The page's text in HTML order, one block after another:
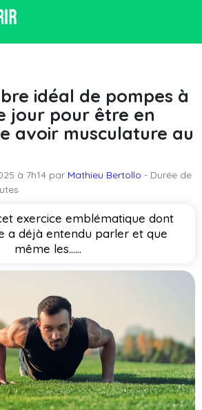
idéal de pompes à
jour pour être en
avoir musculature au
à 7h14 par Mathieu Bertollo - Durée de
exercice emblématique dont
a déjà entendu parler et que
même les…...